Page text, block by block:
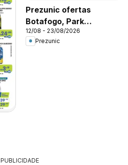
Prezunic ofertas
Botafogo, Park
Shopping, Tijuca
12/08 - 23/08/2026
Prezunic
PUBLICIDADE